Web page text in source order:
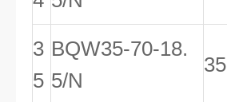
3
5
BQW35-70-18.
5/N
35